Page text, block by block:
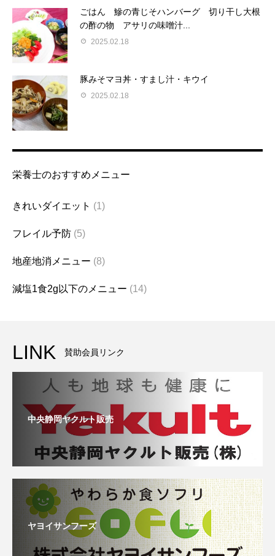
ごはん 鰺の青じそハンバーグ 切り干し大根
の酢の物 アサリの味噌汁...
2025.02.18
豚みそマヨ丼・すまし汁・キウイ
2025.02.18
栄養士のおすすめメニュー
きれいダイエット (1)
フレイル予防 (5)
地産地消メニュー (8)
減塩1食2g以下のメニュー (14)
LINK 賛助会員リンク
中央静岡ヤクルト販売
ヤヨイサンフーズ